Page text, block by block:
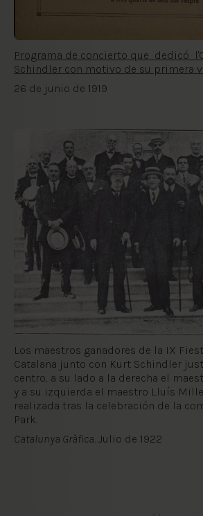
Programa de concierto que dedicó
Schindler con motivo de su primera
26 de junio de 1919
Los maestros ganadores de la IX
Catalana junto con Kurt Schindler
centro, a su lado a la derecha el
y a su izquierda el maestro Lluís
realizada tras la celebración de la
Park.
Catalunya Gràfica. Julio de 1922